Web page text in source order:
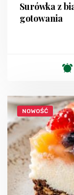
Surówka z
gotowania
NOWOŚĆ